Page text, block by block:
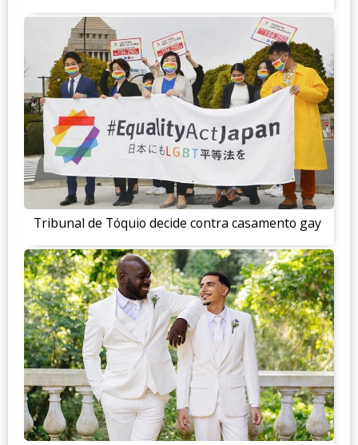
Tribunal de Tóquio decide contra casamento gay